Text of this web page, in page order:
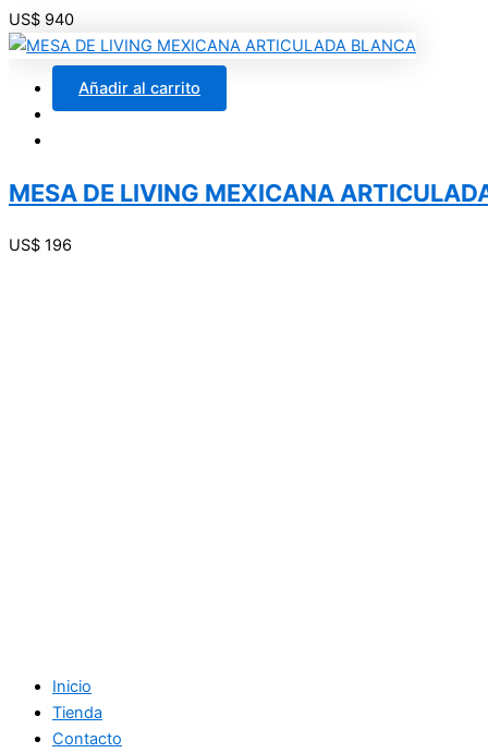
US$ 940
Añadir al carrito
MESA DE LIVING MEXICANA
US$ 196
Inicio
Tienda
Contacto